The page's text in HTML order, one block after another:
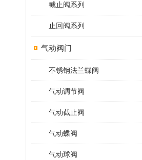
截止阀系列
止回阀系列
气动阀门
不锈钢法兰蝶阀
气动调节阀
气动截止阀
气动蝶阀
气动球阀